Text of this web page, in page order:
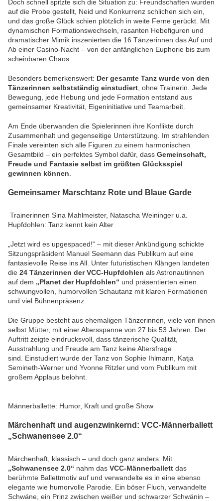
Doch schnell spitzte sich die Situation zu: Freundschaften wurden
auf die Probe gestellt, Neid und Konkurrenz schlichen sich ein,
und das große Glück schien plötzlich in weite Ferne gerückt. Mit
dynamischen Formationswechseln, rasanten Hebefiguren und
dramatischer Mimik inszenierten die 16 Tänzerinnen das Auf und
Ab einer Casino-Nacht – von der anfänglichen Euphorie bis zum
scheinbaren Chaos.
Besonders bemerkenswert: Der gesamte Tanz wurde von den
Tänzerinnen selbstständig einstudiert, ohne Trainerin. Jede
Bewegung, jede Hebung und jede Formation entstand aus
gemeinsamer Kreativität, Eigeninitiative und Teamarbeit.
Am Ende überwanden die Spielerinnen ihre Konflikte durch
Zusammenhalt und gegenseitige Unterstützung. Im strahlenden
Finale vereinten sich alle Figuren zu einem harmonischen
Gesamtbild – ein perfektes Symbol dafür, dass Gemeinschaft,
Freude und Fantasie selbst im größten Glücksspiel
gewinnen können.
Gemeinsamer Marschtanz Rote und Blaue Garde
Trainerinnen Sina Mahlmeister, Natascha Weininger u.a.
Hupfdohlen: Tanz kennt kein Alter
„Jetzt wird es upgespaced!“ – mit dieser Ankündigung schickte
Sitzungspräsident Manuel Seemann das Publikum auf eine
fantasievolle Reise ins All. Unter futuristischen Klängen landeten
die 24 Tänzerinnen der VCC-Hupfdohlen als Astronautinnen
auf dem „Planet der Hupfdohlen“ und präsentierten einen
schwungvollen, humorvollen Schautanz mit klaren Formationen
und viel Bühnenpräsenz.
Die Gruppe besteht aus ehemaligen Tänzerinnen, viele von ihnen
selbst Mütter, mit einer Altersspanne von 27 bis 53 Jahren. Der
Auftritt zeigte eindrucksvoll, dass tänzerische Qualität,
Ausstrahlung und Freude am Tanz keine Altersfrage
sind. Einstudiert wurde der Tanz von Sophie Ihlmann, Katja
Semineth-Werner und Yvonne Ritzler und vom Publikum mit
großem Applaus belohnt.
Männerballette: Humor, Kraft und große Show
Märchenhaft und augenzwinkernd: VCC-Männerballett
„Schwanensee 2.0“
Märchenhaft, klassisch – und doch ganz anders: Mit
„Schwanensee 2.0“ nahm das VCC-Männerballett das
berühmte Ballettmotiv auf und verwandelte es in eine ebenso
elegante wie humorvolle Parodie. Ein böser Fluch, verwandelte
Schwäne, ein Prinz zwischen weißer und schwarzer Schwänin –